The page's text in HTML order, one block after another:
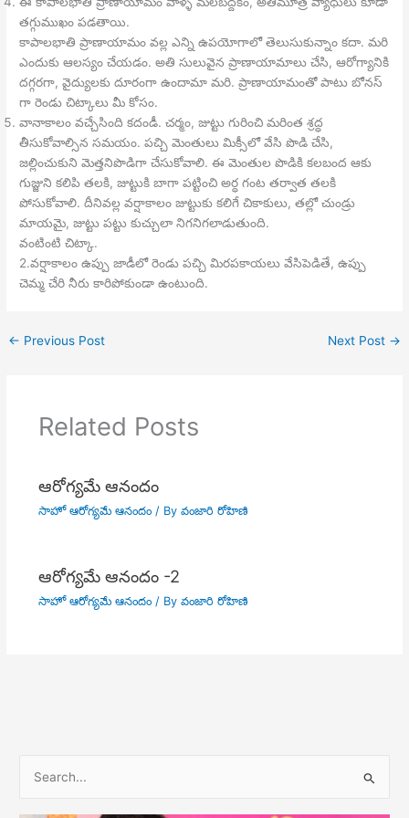
తగ్గుముఖం పడతాయి.
కాపాలభాతి ప్రాణాయామం వల్ల ఎన్ని ఉపయోగాలో తెలుసుకున్నాం కదా. మరి
ఎందుకు ఆలస్యం చేయడం. అతి సులువైన ప్రాణాయామాలు చేసి, ఆరోగ్యానికి
దగ్గరగా, వైద్యులకు దూరంగా ఉందామా మరి. ప్రాణాయామంతో పాటు బోనస్
గా రెండు చిట్కాలు మీ కోసం.
వానాకాలం వచ్చేసింది కదండీ. చర్మం, జుట్టు గురించి మరింత శ్రద్ధ
తీసుకోవాల్సిన సమయం. పచ్చి మెంతులు మిక్సీలో వేసి పొడి చేసి,
జల్లించుకుని మెత్తనిపొడిగా చేసుకోవాలి. ఈ మెంతుల పొడికి కలబంద ఆకు
గుజ్జుని కలిపి తలకి, జుట్టుకి బాగా పట్టించి అర్ధ గంట తర్వాత తలకి
పోసుకోవాలి. దీనివల్ల వర్షాకాలం జుట్టుకు కలిగే చికాకులు, తల్లో చుండ్రు
మాయమై, జుట్టు పట్టు కుచ్చులా నిగనిగలాడుతుంది.
వంటింటి చిట్కా.
2.వర్షాకాలం ఉప్పు జాడీలో రెండు పచ్చి మిరపకాయలు వేసిపెడితే, ఉప్పు
చెమ్మ చేరి నీరు కారిపోకుండా ఉంటుంది.
← Previous Post Next Post →
Related Posts
ఆరోగ్యమే ఆనందం
సాహో ఆరోగ్యమే ఆనందం/ By వంజారి రోహిణి
ఆరోగ్యమే ఆనందం -2
సాహో ఆరోగ్యమే ఆనందం/ By వంజారి రోహిణి
a